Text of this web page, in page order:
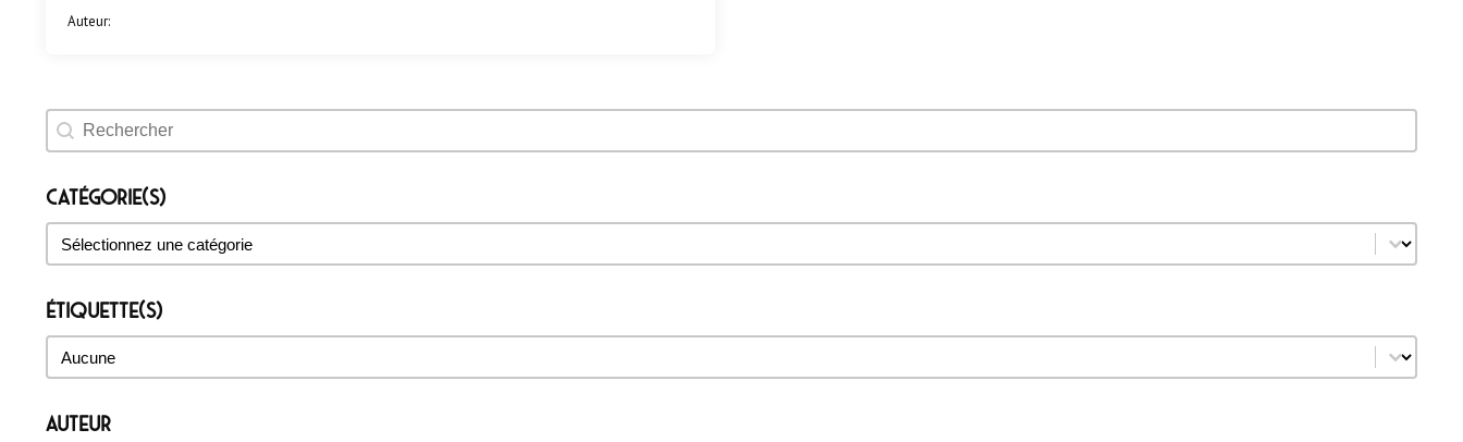
Auteur:
Rechercher un évènement
Catégorie(s)
Catégorie(s)
Catégorie(s)
Étiquette(s)
Étiquette(s)
Étiquette(s)
Auteur